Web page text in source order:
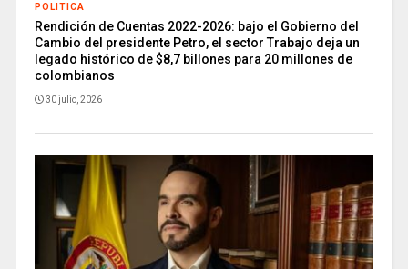
POLITICA
Rendición de Cuentas 2022-2026: bajo el Gobierno del
Cambio del presidente Petro, el sector Trabajo deja un
legado histórico de $8,7 billones para 20 millones de
colombianos
30 julio, 2026